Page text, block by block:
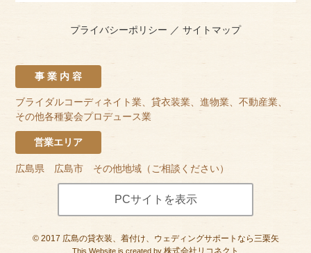
プライバシーポリシー ／ サイトマップ
事 業 内 容
ブライダルコーディネイト業、貸衣装業、進物業、不動産業、
その他各種宴会プロデュース業
営業エリア
広島県 広島市 その他地域（ご相談ください）
PCサイトを表示
© 2017 広島の貸衣装、着付け、ウェディングサポートなら三栗矢
This Website is created by 株式会社リコネクト